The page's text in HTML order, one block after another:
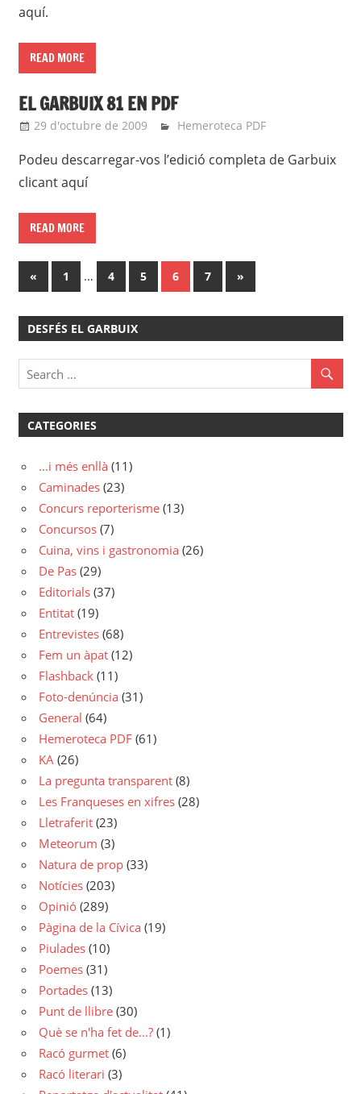
aquí.
READ MORE
EL GARBUIX 81 EN PDF
29 d'octubre de 2009 roger
Hemeroteca PDF
Podeu descarregar-vos l’edició completa de Garbuix
clicant aquí
READ MORE
Paginació
les
entrades
«Previous
Posts
1 … 4 5 6 7
Next
Posts
»
DESFÉS EL GARBUIX
CATEGORIES
…i més enllà (11)
Caminades (23)
Concurs reporterisme (13)
Concursos (7)
Cuina, vins i gastronomia (26)
De Pas (29)
Editorials (37)
Entitat (19)
Entrevistes (68)
Fem un àpat (12)
Flashback (11)
Foto-denúncia (31)
General (64)
Hemeroteca PDF (61)
KA (26)
La pregunta transparent (8)
Les Franqueses en xifres (28)
Lletraferit (23)
Meteorum (3)
Natura de prop (33)
Notícies (203)
Opinió (289)
Pàgina de la Cívica (19)
Piulades (10)
Poemes (31)
Portades (13)
Punt de llibre (30)
Què se n'ha fet de…? (1)
Racó gurmet (6)
Racó literari (3)